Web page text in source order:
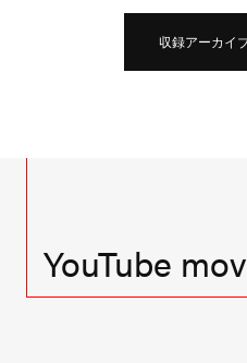
収録アーカイ
YouTube